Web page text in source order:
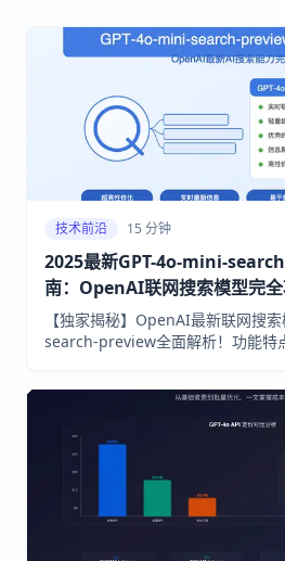
技术前沿 15 分钟
2025最新GPT-4o-mini-
南：OpenAI联网搜索模型完
【独家揭秘】OpenAI最新联网搜
search-preview全面解析！功能特